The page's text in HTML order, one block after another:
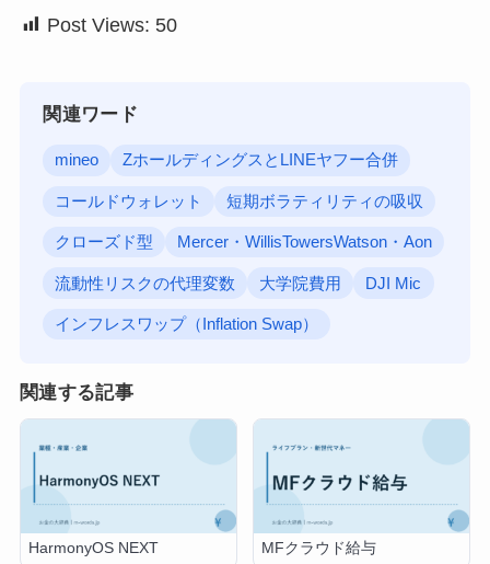
Post Views: 50
関連ワード
mineo ZホールディングスとLINEヤフー合併
コールドウォレット 短期ボラティリティの吸収
クローズド型 Mercer・WillisTowersWatson・Aon
流動性リスクの代理変数 大学院費用 DJI Mic
インフレスワップ（Inflation Swap）
関連する記事
HarmonyOS NEXT MFクラウド給与